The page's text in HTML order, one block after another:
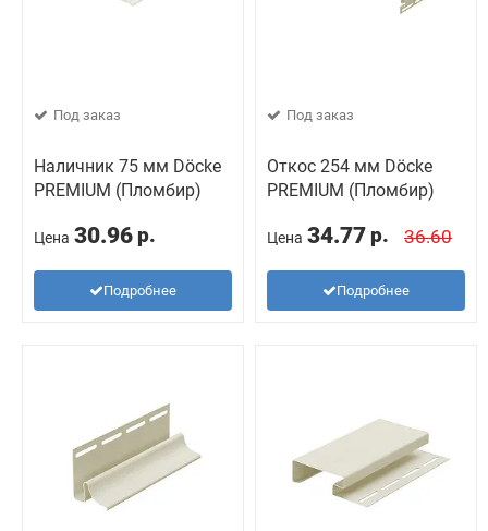
Под заказ
Наличник 75 мм Döcke
PREMIUM (Пломбир)
Цена 30.96 р.
Подробнее
Под заказ
Откос 254 мм Döcke
PREMIUM (Пломбир)
Цена 34.77 р. 36.60
Подробнее